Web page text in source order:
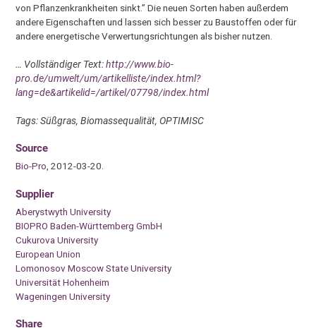
von Pflanzenkrankheiten sinkt.” Die neuen Sorten haben außerdem
andere Eigenschaften und lassen sich besser zu Baustoffen oder für
andere energetische Verwertungsrichtungen als bisher nutzen.
… Vollständiger Text:http://www.bio-
pro.de/umwelt/um/artikelliste/index.html?
lang=de&artikelid=/artikel/07798/index.html
Tags: Süßgras, Biomassequalität, OPTIMISC
Source
Bio-Pro, 2012-03-20.
Supplier
Aberystwyth University
BIOPRO Baden-Württemberg GmbH
Cukurova University
European Union
Lomonosov Moscow State University
Universität Hohenheim
Wageningen University
Share